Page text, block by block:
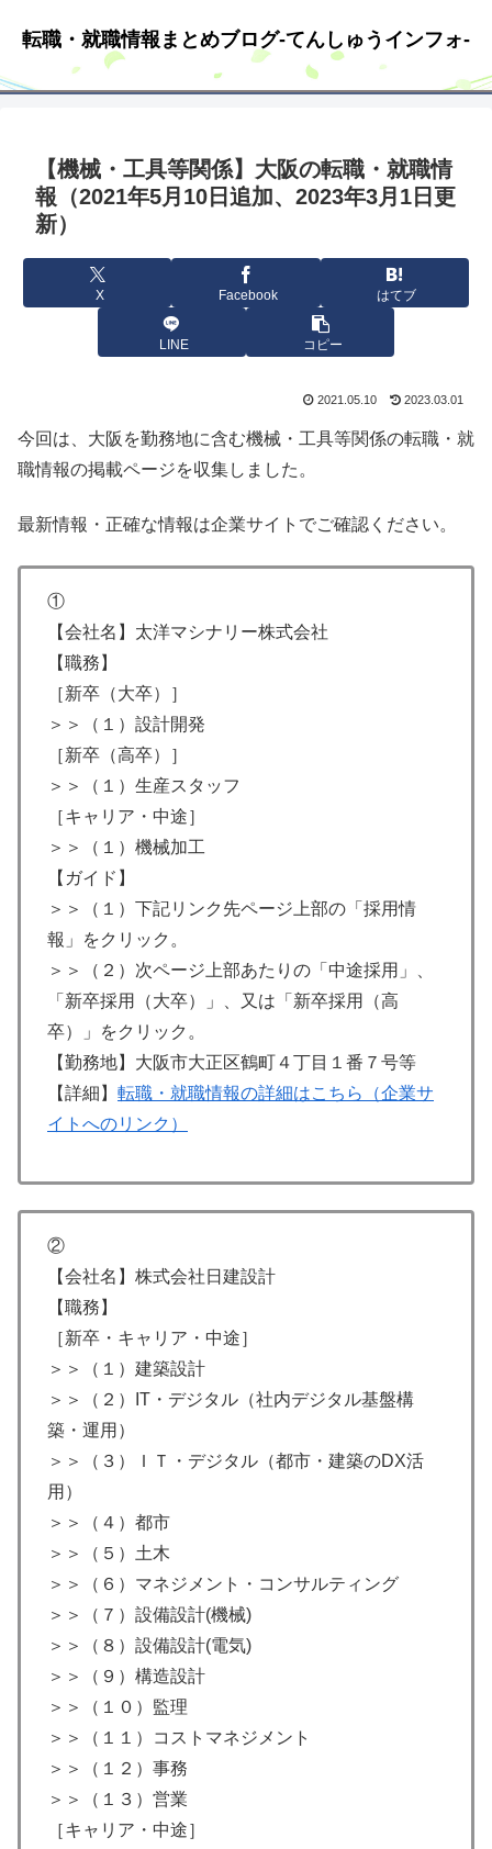
転職・就職情報まとめブログ-てんしゅうインフォ-
【機械・工具等関係】大阪の転職・就職情
報（2021年5月10日追加、2023年3月1日更
新）
X Facebook はてブ
LINE コピー
2021.05.10 2023.03.01
今回は、大阪を勤務地に含む機械・工具等関係の転職・就
職情報の掲載ページを収集しました。
最新情報・正確な情報は企業サイトでご確認ください。
①
【会社名】太洋マシナリー株式会社
【職務】
［新卒（大卒）］
＞＞（１）設計開発
［新卒（高卒）］
＞＞（１）生産スタッフ
［キャリア・中途］
＞＞（１）機械加工
【ガイド】
＞＞（１）下記リンク先ページ上部の「採用情
報」をクリック。
＞＞（２）次ページ上部あたりの「中途採用」、
「新卒採用（大卒）」、又は「新卒採用（高
卒）」をクリック。
【勤務地】大阪市大正区鶴町４丁目１番７号等
【詳細】 転職・就職情報の詳細はこちら（企業サ
イトへのリンク）
②
【会社名】株式会社日建設計
【職務】
［新卒・キャリア・中途］
＞＞（１）建築設計
＞＞（２）IT・デジタル（社内デジタル基盤構
築・運用）
＞＞（３）ＩＴ・デジタル（都市・建築のDX活
用）
＞＞（４）都市
＞＞（５）土木
＞＞（６）マネジメント・コンサルティング
＞＞（７）設備設計(機械)
＞＞（８）設備設計(電気)
＞＞（９）構造設計
＞＞（１０）監理
＞＞（１１）コストマネジメント
＞＞（１２）事務
＞＞（１３）営業
［キャリア・中途］